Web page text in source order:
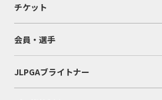
チケット
会員・選手
JLPGAブライトナー